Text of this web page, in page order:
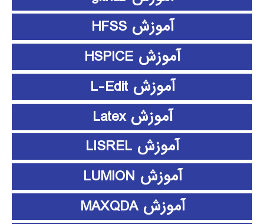
آموزش HFSS
آموزش HSPICE
آموزش L-Edit
آموزش Latex
آموزش LISREL
آموزش LUMION
آموزش MAXQDA